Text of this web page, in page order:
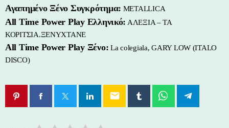
Αγαπημένο Ξένο Συγκρότημα: METALLICA
All Time Power Play Ελληνικό: ΑΛΕΞΙΑ – ΤΑ
ΚΟΡΙΤΣΙΑ.ΞΕΝΥΧΤΑΝΕ
All Time Power Play Ξένο: La colegiala, GARY LOW (ITALO
DISCO)
email